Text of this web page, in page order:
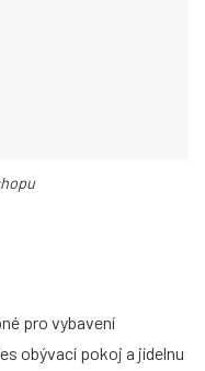
pro vybavení
obývací pokoj a jídelnu